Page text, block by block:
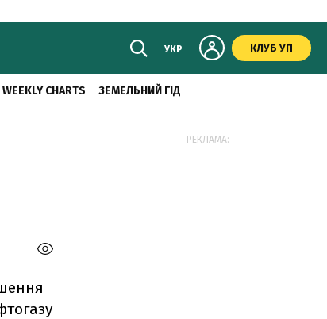
УКР КЛУБ УП
WEEKLY CHARTS ЗЕМЕЛЬНИЙ ГІД
РЕКЛАМА: